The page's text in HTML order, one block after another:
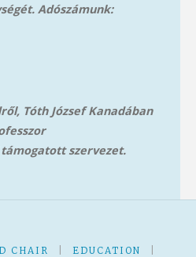
Adószámunk:
Tóth József Kanadában
atott szervezet.
CHAIR EDUCATION